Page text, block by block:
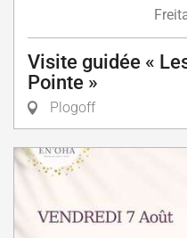
Visite guidée «
Pointe »
Plogoff